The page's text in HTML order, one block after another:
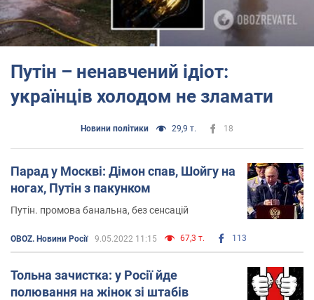
Путін – ненавчений ідіот:
українців холодом не зламати
Новини політики 29,9 т. 18
Парад у Москві: Дімон спав, Шойгу на
ногах, Путін з пакунком
Путін. промова банальна, без сенсацій
OBOZ. Новини Росії 9.05.2022 11:15 67,3 т. 113
Тольна зачистка: у Росії йде
полювання на жінок зі штабів